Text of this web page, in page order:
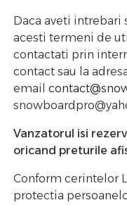
Daca aveti intrebari
acesti termeni de
contactati prin
contact sau la
email
Vanzatorul isi
oricand preturile
Conform cerintelor
protectia